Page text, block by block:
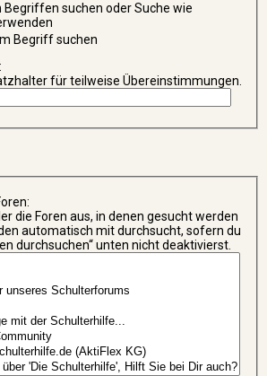
Begriffen suchen oder Suche wie
Begriff suchen
für teilweise Übereinstimmungen.
die Foren aus, in denen gesucht werden
automatisch mit durchsucht, sofern du
durchsuchen“ unten nicht deaktivierst.